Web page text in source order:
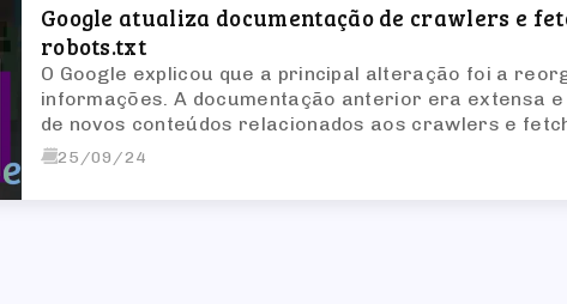
Google atualiza documentação de crawlers e
robots.txt
O Google explicou que a principal alteração foi a
informações. A documentação anterior era extensa
de novos conteúdos relacionados aos crawlers e
página única foi transformada em diversas páginas
25/09/24